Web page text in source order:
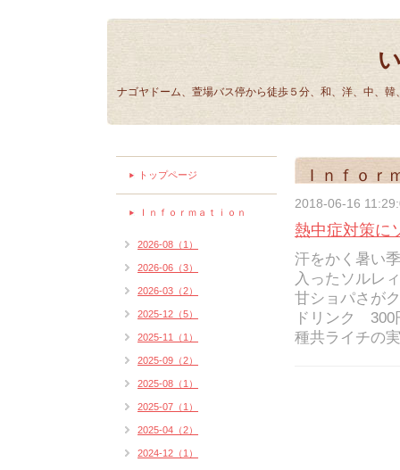
ナゴヤドーム、萱場バス停から徒歩５分、和、洋、中、
Ｉｎｆｏｒ
2018-06-16
熱中症対策に
汗をかく暑い
入ったソルレ
甘ショパさが
ドリンク
種共ライチの
トップページ
Ｉｎｆｏｒｍａｔｉｏｎ
2026-08（1）
2026-06（3）
2026-03（2）
2025-12（5）
2025-11（1）
2025-09（2）
2025-08（1）
2025-07（1）
2025-04（2）
2024-12（1）